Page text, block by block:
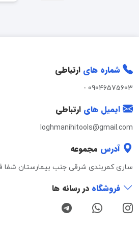
شماره های ارتباطی
09046575603
-
ایمیل های ارتباطی
loghmanihitools@gmail.com
آدرس مجموعه
ساری کمربندی شرقی جنب بیمارستان شفا
فروشگاه در رسانه ها